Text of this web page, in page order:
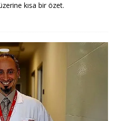
kısa bir özet.